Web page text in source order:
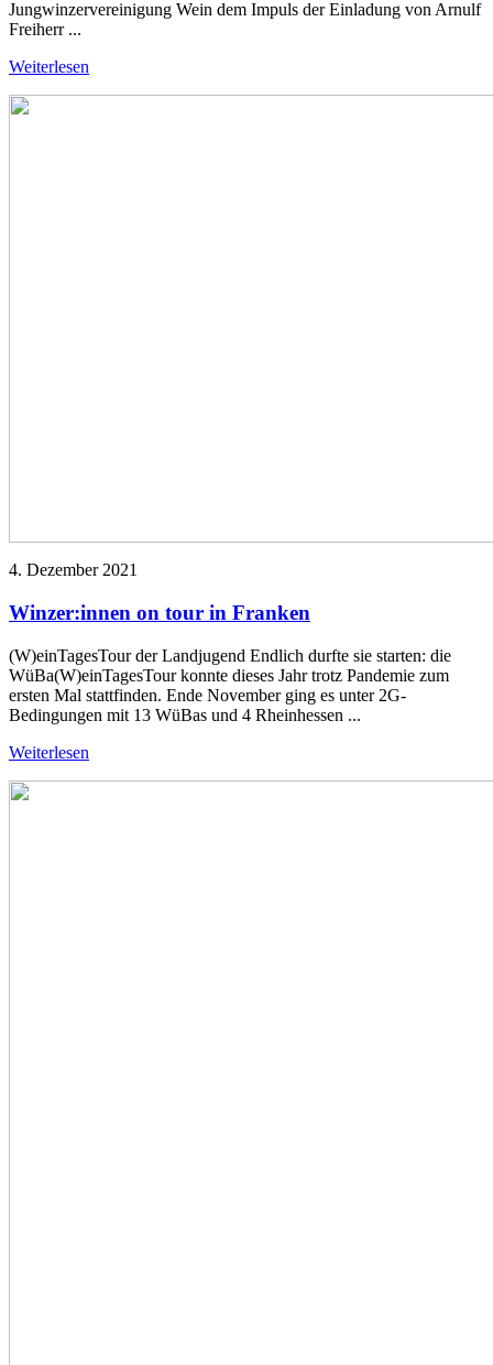
Jungwinzervereinigung Wein dem Impuls der Einladung von Arnulf
Freiherr ...
Weiterlesen
4. Dezember 2021
Winzer:innen on tour in Franken
(W)einTagesTour der Landjugend Endlich durfte sie starten: die
WüBa(W)einTagesTour konnte dieses Jahr trotz Pandemie zum
ersten Mal stattfinden. Ende November ging es unter 2G-
Bedingungen mit 13 WüBas und 4 Rheinhessen ...
Weiterlesen